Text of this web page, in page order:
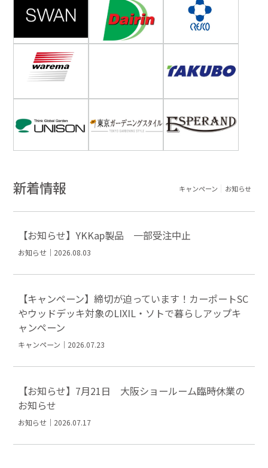
新着情報 キャンペーン お知らせ
【お知らせ】YKKap製品 一部受注中止
お知らせ｜2026.08.03
【キャンペーン】締切が迫っています！カーポートSC
やウッドデッキ対象のLIXIL・ソトで暮らしアップキ
ャンペーン
キャンペーン｜2026.07.23
【お知らせ】7月21日 大阪ショールーム臨時休業の
お知らせ
お知らせ｜2026.07.17